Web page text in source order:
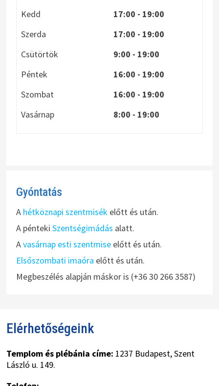
Kedd
17:00 - 19:00
Szerda
17:00 - 19:00
Csütörtök
9:00 - 19:00
Péntek
16:00 - 19:00
Szombat
16:00 - 19:00
Vasárnap
8:00 - 19:00
Gyóntatás
A hétköznapi szentmisékelőtt és után.
A pénteki Szentségimádás alatt.
Avasárnap esti szentmiseelőtt és után.
Elsőszombati imaóra előtt és után.
Megbeszélés alapján máskor is (+36 30 266 3587)
Elérhetőségeink
Templom és plébánia címe: 1237 Budapest, Szent
László u. 149.